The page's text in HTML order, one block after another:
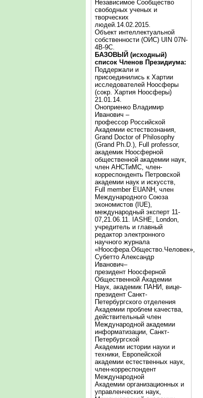
Независимое Сообщество
свободных ученых и
творческих
людей.14.02.2015.
Объект интеллектуальной
собственности (ОИС) UIN 07N-
4B-9C.
БАЗОВЫЙ (исходный)
список Членов Президиума:
Поддержали и
присоединились к Хартии
исследователей Ноосферы
(сокр. Хартия Ноосферы)
21.01.14.
Оноприенко Владимир
Иванович –
профессор Российской
Академии естествознания,
Grand Doctor of Philosophy
(Grand Ph.D.), Full professor,
академик Ноосферной
общественной академии наук,
член АНСТиМС, член-
корреспонденть Петровской
академии наук и искусств,
Full member EUANH, член
Международного Союза
экономистов (IUE),
международный эксперт 11-
07,21.06.11. IASHE, London,
учредитель и главный
редактор электронного
научного журнала
«Ноосфера.Общество.Человек»,
Субетто Александр
Иванович–
президент Ноосферной
Общественной Академии
Наук, академик ПАНИ, вице-
президент Санкт-
Петербургского отделения
Академии проблем качества,
действительный член
Международной академии
информатизации, Санкт-
Петербургской
Академии истории науки и
техники, Европейской
академии естественных наук,
член-корреспондент
Международной
Академии организационных и
управленческих наук,